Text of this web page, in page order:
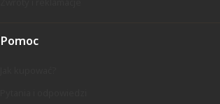
Pomoc